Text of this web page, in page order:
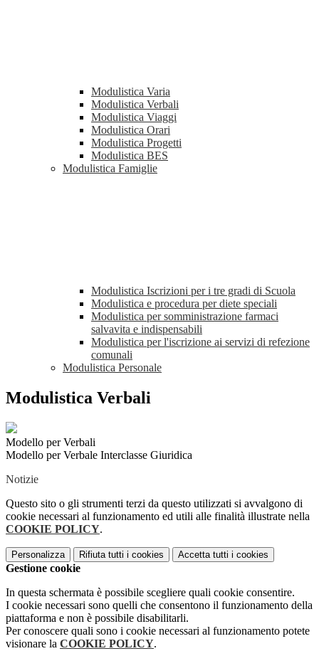
Modulistica Varia
Modulistica Verbali
Modulistica Viaggi
Modulistica Orari
Modulistica Progetti
Modulistica BES
Modulistica Famiglie
Modulistica Iscrizioni per i tre gradi di Scuola
Modulistica e procedura per diete speciali
Modulistica per somministrazione farmaci
salvavita e indispensabili
Modulistica per l'iscrizione ai servizi di refezione
comunali
Modulistica Personale
Modulistica Verbali
Modello per Verbali
Modello per Verbale Interclasse Giuridica
Notizie
Questo sito o gli strumenti terzi da questo utilizzati si avvalgono di
cookie necessari al funzionamento ed utili alle finalità illustrate nella
COOKIE POLICY.
Personalizza Rifiuta tutti i cookies Accetta tutti i cookies
Gestione cookie
In questa schermata è possibile scegliere quali cookie consentire.
I cookie necessari sono quelli che consentono il funzionamento della
piattaforma e non è possibile disabilitarli.
Per conoscere quali sono i cookie necessari al funzionamento potete
visionare la COOKIE POLICY.